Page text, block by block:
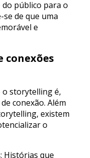
público para o
de que uma
e
conexões
o storytelling é,
conexão. Além
existem
o
: Histórias que